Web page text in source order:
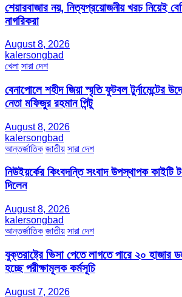
শেয়ারবাজার নয়, নিত্যপ্রয়োজনীয় খরচ নিয়েই
নাগরিকরা
August 8, 2026
kalersongbad
খেলা সারা দেশ
বেনাপোলে শহীদ জিয়া স্মৃতি ফুটবল টুর্নামেন্টের
নেতা মফিজুর রহমান পিন্টু
August 8, 2026
kalersongbad
আন্তর্জাতিক জাতীয় সারা দেশ
নিউইয়র্কের কিংবদন্তি সংবাদ উপস্থাপক কাইটি
দিলেন
August 8, 2026
kalersongbad
আন্তর্জাতিক জাতীয় সারা দেশ
যুক্তরাষ্ট্রে ভিসা পেতে লাগতে পারে ২০ হাজার
হচ্ছে পরীক্ষামূলক কর্মসূচি
August 7, 2026